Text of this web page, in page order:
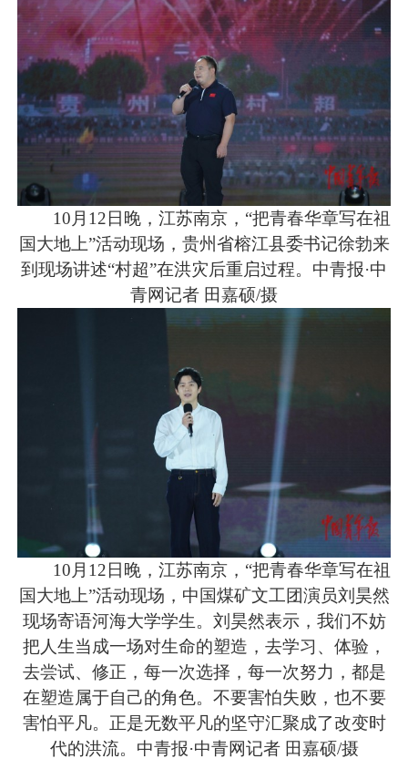
10月12日晚，江苏南京，“把青春华章写在祖
国大地上”活动现场，贵州省榕江县委书记徐勃来
到现场讲述“村超”在洪灾后重启过程。中青报·中
青网记者 田嘉硕/摄
10月12日晚，江苏南京，“把青春华章写在祖
国大地上”活动现场，中国煤矿文工团演员刘昊然
现场寄语河海大学学生。刘昊然表示，我们不妨
把人生当成一场对生命的塑造，去学习、体验，
去尝试、修正，每一次选择，每一次努力，都是
在塑造属于自己的角色。不要害怕失败，也不要
害怕平凡。正是无数平凡的坚守汇聚成了改变时
代的洪流。中青报·中青网记者 田嘉硕/摄